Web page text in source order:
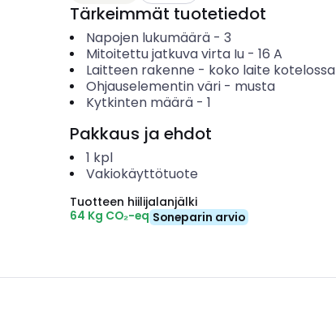
Tärkeimmät tuotetiedot
Napojen lukumäärä- 3
Mitoitettu jatkuva virta Iu- 16 A
Laitteen rakenne - koko laite kotelossa
Ohjauselementin väri- musta
Kytkinten määrä- 1
Pakkaus ja ehdot
1 kpl
Vakiokäyttötuote
Tuotteen hiilijalanjälki
64 Kg CO₂-eq Soneparin arvio